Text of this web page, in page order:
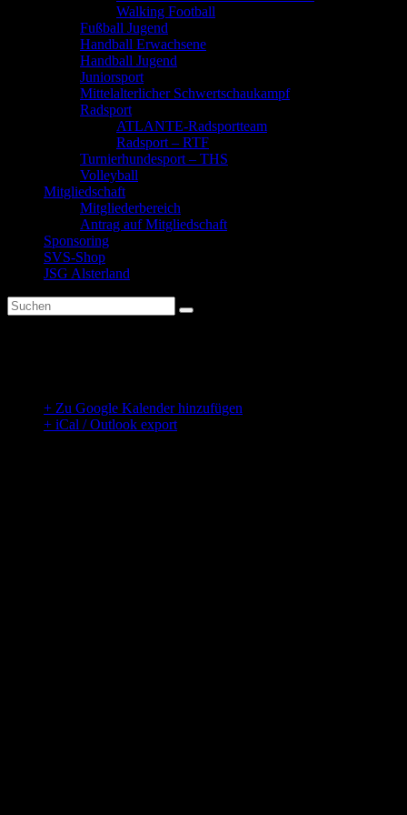
Walking Football
Fußball Jugend
Handball Erwachsene
Handball Jugend
Juniorsport
Mittelalterlicher Schwertschaukampf
Radsport
ATLANTE-Radsportteam
Radsport – RTF
Turnierhundesport – THS
Volleyball
Mitgliedschaft
Mitgliederbereich
Antrag auf Mitgliedschaft
Sponsoring
SVS-Shop
JSG Alsterland
+ Zu Google Kalender hinzufügen
+ iCal / Outlook export